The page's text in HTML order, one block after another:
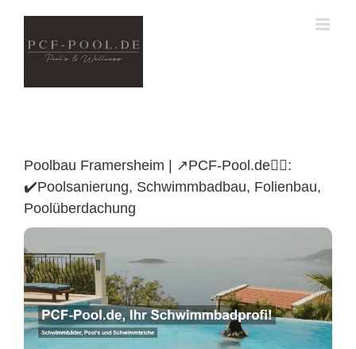
content
Poolbau Framersheim | ↗️PCF-Pool.de🏊🏼:
✔️Poolsanierung, Schwimmbadbau, Folienbau,
Poolüberdachung
Poolüberdachung